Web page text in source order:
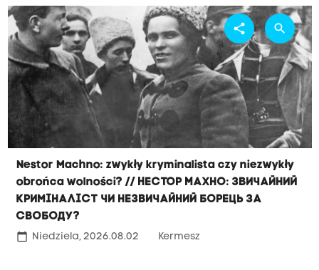
Nestor Machno: zwykły kryminalista czy niezwykły
obrońca wolności? // Нестор Махно: звичайний
криміналіст чи незвичайний борець за
свободу?
calendar_today Niedziela, 2026.08.02 Kermesz
share search